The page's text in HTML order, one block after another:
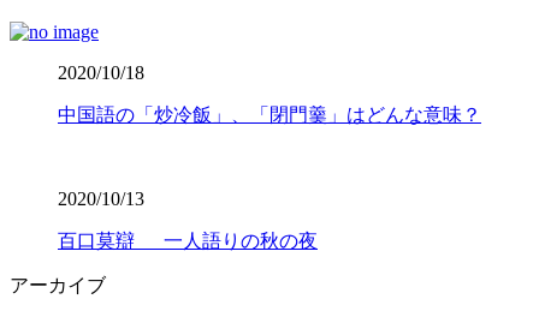
2020/10/18
中国語の「炒冷飯」、「閉門羹」はどんな意味？
2020/10/13
百口莫辯 一人語りの秋の夜
アーカイブ